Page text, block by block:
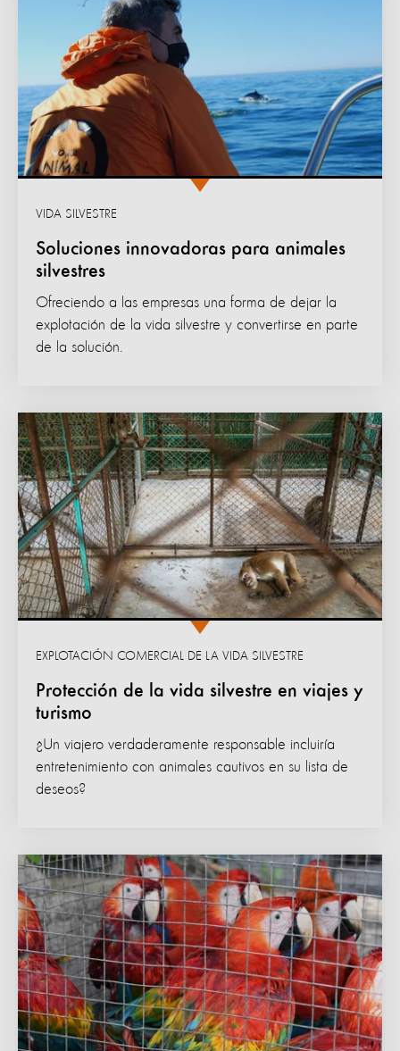
Soluciones innovadoras para animales
silvestres
VIDA SILVESTRE
Ofreciendo a las empresas una forma de dejar la
explotación de la vida silvestre y convertirse en parte
de la solución.
Protección de la vida silvestre en viajes y
turismo
EXPLOTACIÓN COMERCIAL DE LA VIDA SILVESTRE
¿Un viajero verdaderamente responsable incluiría
entretenimiento con animales cautivos en su lista de
deseos?